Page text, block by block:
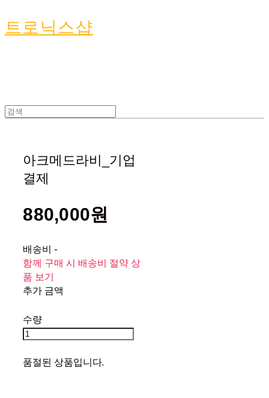
트로닉스샵
아크메드라비_기업
결제
880,000원
배송비 -
함께 구매 시 배송비 절약 상
품 보기
추가 금액
수량
품절된 상품입니다.